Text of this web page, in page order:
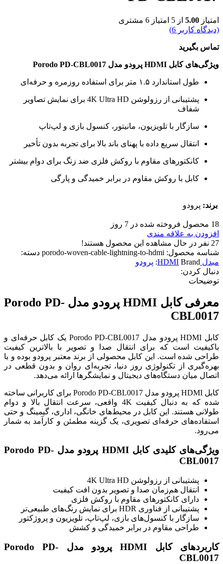
امتیاز 5.00 از 5 امتیاز 6 مشتری
(دیدگاه کاربر 6
)
تماس بگیرید
ویژگی‌های کابل HDMI پرودو مدل Porodo PD-CBL0017
طول استاندارد ۱.۵ متر برای استفاده روزمره و حرفه‌ای
پشتیبانی از رزولوشن 4K Ultra HD برای نمایش تصاویر
شفاف
سازگار با تلویزیون، مانیتور، کنسول بازی و لپ‌تاپ
انتقال سریع داده با پهنای باند بالا برای تجربه بدون تأخیر
کانکتورهای مقاوم با روکش فلزی ضد زنگ برای دوام بیشتر
کابل با روکش مقاوم در برابر خمیدگی و پارگی
برند: پرودو
18 محصول فروخته شده در 7 روز
افزودن به علاقه مندی
27 نفر در حال مشاهده این محصول هستند!
شناسه محصول: porodo-woven-cable-lightning-to-hdmi دسته:
مبدل HDMI Brand:
پرودو
دنبال کردن:
توضیحات
معرفی کابل HDMI پرودو مدل Porodo PD-
CBL0017
کابل HDMI پرودو مدل Porodo PD-CBL0017 یک کابل حرفه‌ای و
باکیفیت است که برای انتقال صدا و تصویر با بالاترین کیفیت
طراحی شده است. این کابل محصولی از برند معتبر پرودو بوده و با
بهره‌گیری از تکنولوژی روز دنیا، تجربه‌ای روان و بدون قطعی در
اتصال میان دستگاه‌های دیجیتال و نمایشگرها ارائه می‌دهد.
کابل HDMI پرودو مدل Porodo PD-CBL0017 برای کاربرانی ساخته
شده که به دنبال کیفیت 4K واقعی، سرعت انتقال بالا و دوام
طولانی هستند. این کابل در محیط‌های خانگی، اداری، گیمینگ و حتی
استفاده‌های حرفه‌ای تصویری، یک گزینه مطمئن و کارآمد به شمار
می‌رود.
ویژگی‌های کلیدی کابل HDMI پرودو مدل Porodo PD-
CBL0017
پشتیبانی از رزولوشن 4K Ultra HD
انتقال هم‌زمان صدا و تصویر بدون افت کیفیت
دارای کانکتورهای مقاوم با روکش فلزی
پشتیبانی از فناوری HDR برای نمایش رنگ‌های طبیعی‌تر
سازگار با کنسول‌های بازی، لپ‌تاپ، تلویزیون و پروژکتور
طراحی مقاوم در برابر خمیدگی و کشش
کاربردهای کابل HDMI پرودو مدل Porodo PD-
CBL0017